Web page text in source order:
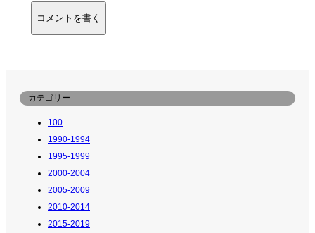
カテゴリー
100
1990-1994
1995-1999
2000-2004
2005-2009
2010-2014
2015-2019